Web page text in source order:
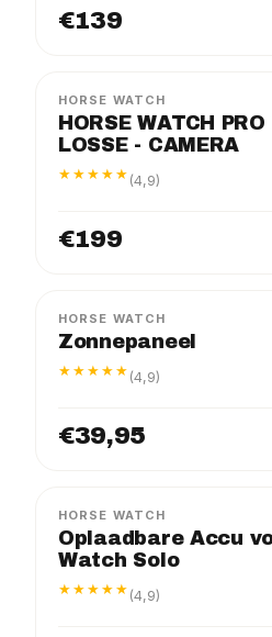
€139
HORSE WATCH
Zonnepaneel
★★★★★ (4,9)
€39,95
HORSE WATCH
Oplaadbare Accu
Watch Solo
★★★★★ (4,9)
HORSE WATCH
HORSE WATCH
LOSSE - CAMERA
★★★★★ (4,9)
€199